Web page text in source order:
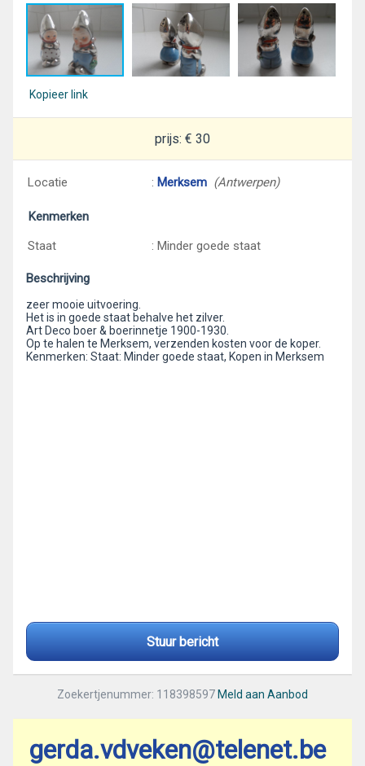
Kopieer link
prijs: € 30
Locatie : Merksem (Antwerpen)
Kenmerken
Staat
: Minder goede staat
Beschrijving
zeer mooie uitvoering.
Het is in goede staat behalve het zilver.
Art Deco boer & boerinnetje 1900-1930.
Op te halen te Merksem, verzenden kosten voor de koper.
Kenmerken: Staat: Minder goede staat, Kopen in Merksem
Stuur bericht
Zoekertjenummer: 118398597 Meld aan Aanbod
gerda.vdveken@telenet.be